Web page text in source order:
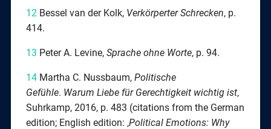
12 Bessel van der Kolk, Verkörperter Schrecken, p.
414.
13 Peter A. Levine, Sprache ohne Worte, p. 94.
14Martha C. Nussbaum, Politische
Gefühle. Warum Liebe für Gerechtigkeit wichtig ist,
Suhrkamp, 2016, p. 483 (citations from the German
edition; English edition: ‚Political Emotions: Why